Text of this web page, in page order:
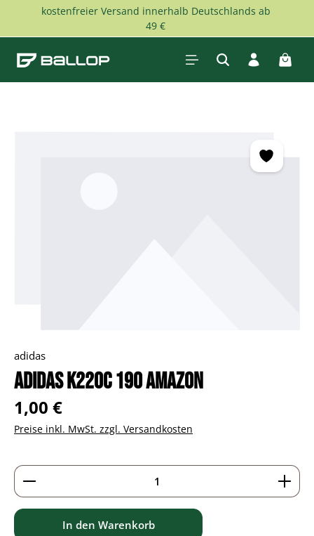
Zum Hauptinhalt springen
kostenfreier Versand innerhalb Deutschlands ab
49 €
adidas
adidas K220C 190 amazon
Regulärer Preis:
1,00 €
Preise inkl. MwSt. zzgl. Versandkosten
Produkt Anzahl: Gib den gewünschten Wert ein
In den Warenkorb